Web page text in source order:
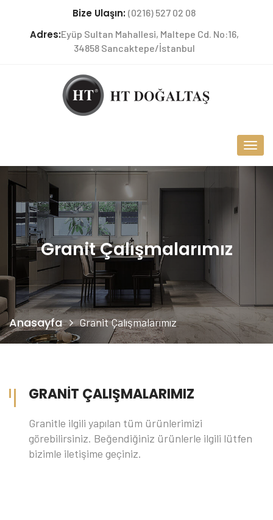
Bize Ulaşın: (0216) 527 02 08
Adres:Eyüp Sultan Mahallesi, Maltepe Cd. No:16,
34858 Sancaktepe/İstanbul
Granit Çalışmalarımız
Anasayfa Granit Çalışmalarımız
GRANIT ÇALIŞMALARIMIZ
Granitle ilgili yapılan tüm ürünlerimizi
görebilirsiniz. Beğendiğiniz ürünlerle ilgili lütfen
bizimle iletişime geçiniz.